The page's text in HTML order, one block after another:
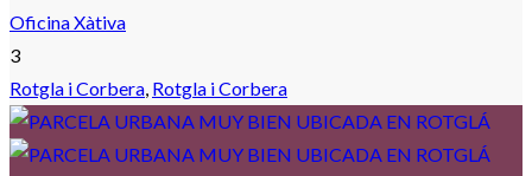
Oficina Xàtiva
3
Rotgla i Corbera Rotgla i Corbera